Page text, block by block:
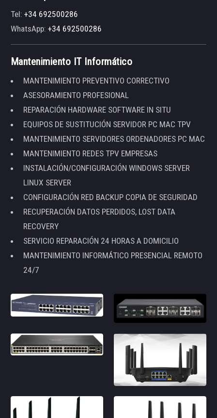
Tel:+34 692500286
WhatsApp:+34 692500286
Mantenimiento IT Informático
MANTENIMIENTO PREVENTIVO CORRECTIVO
ASESORAMIENTO PROFESIONAL
REPARACIÓN HARDWARE SOFTWARE IN SITU
EQUIPOS DE SUSTITUCIÓN SERVIDOR PC MAC TPV
MANTENIMIENTO SERVIDORES ORDENADORES PC MAC
MANTENIMIENTO REDES TPV EMPRESAS
INSTALACIÓN/CONFIGURACIÓN WINDOWS SERVER
LINUX SERVER
CONFIGURACIÓN RED BACKUP COPIA DE SEGURIDAD
RECUPERACIÓN DATOS PERDIDOS, LOST DATA
RECOVERY
SERVICIO REPARACIÓN 24 HORAS A DOMICILIO
MANTENIMIENTO INFORMÁTICO PRESENCIAL REMOTO
24/7